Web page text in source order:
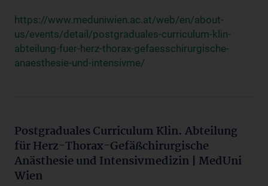
https://www.meduniwien.ac.at/web/en/about-
us/events/detail/postgraduales-curriculum-klin-
abteilung-fuer-herz-thorax-gefaesschirurgische-
anaesthesie-und-intensivme/
Postgraduales Curriculum Klin. Abteilung
für Herz-Thorax-Gefäßchirurgische
Anästhesie und Intensivmedizin | MedUni
Wien